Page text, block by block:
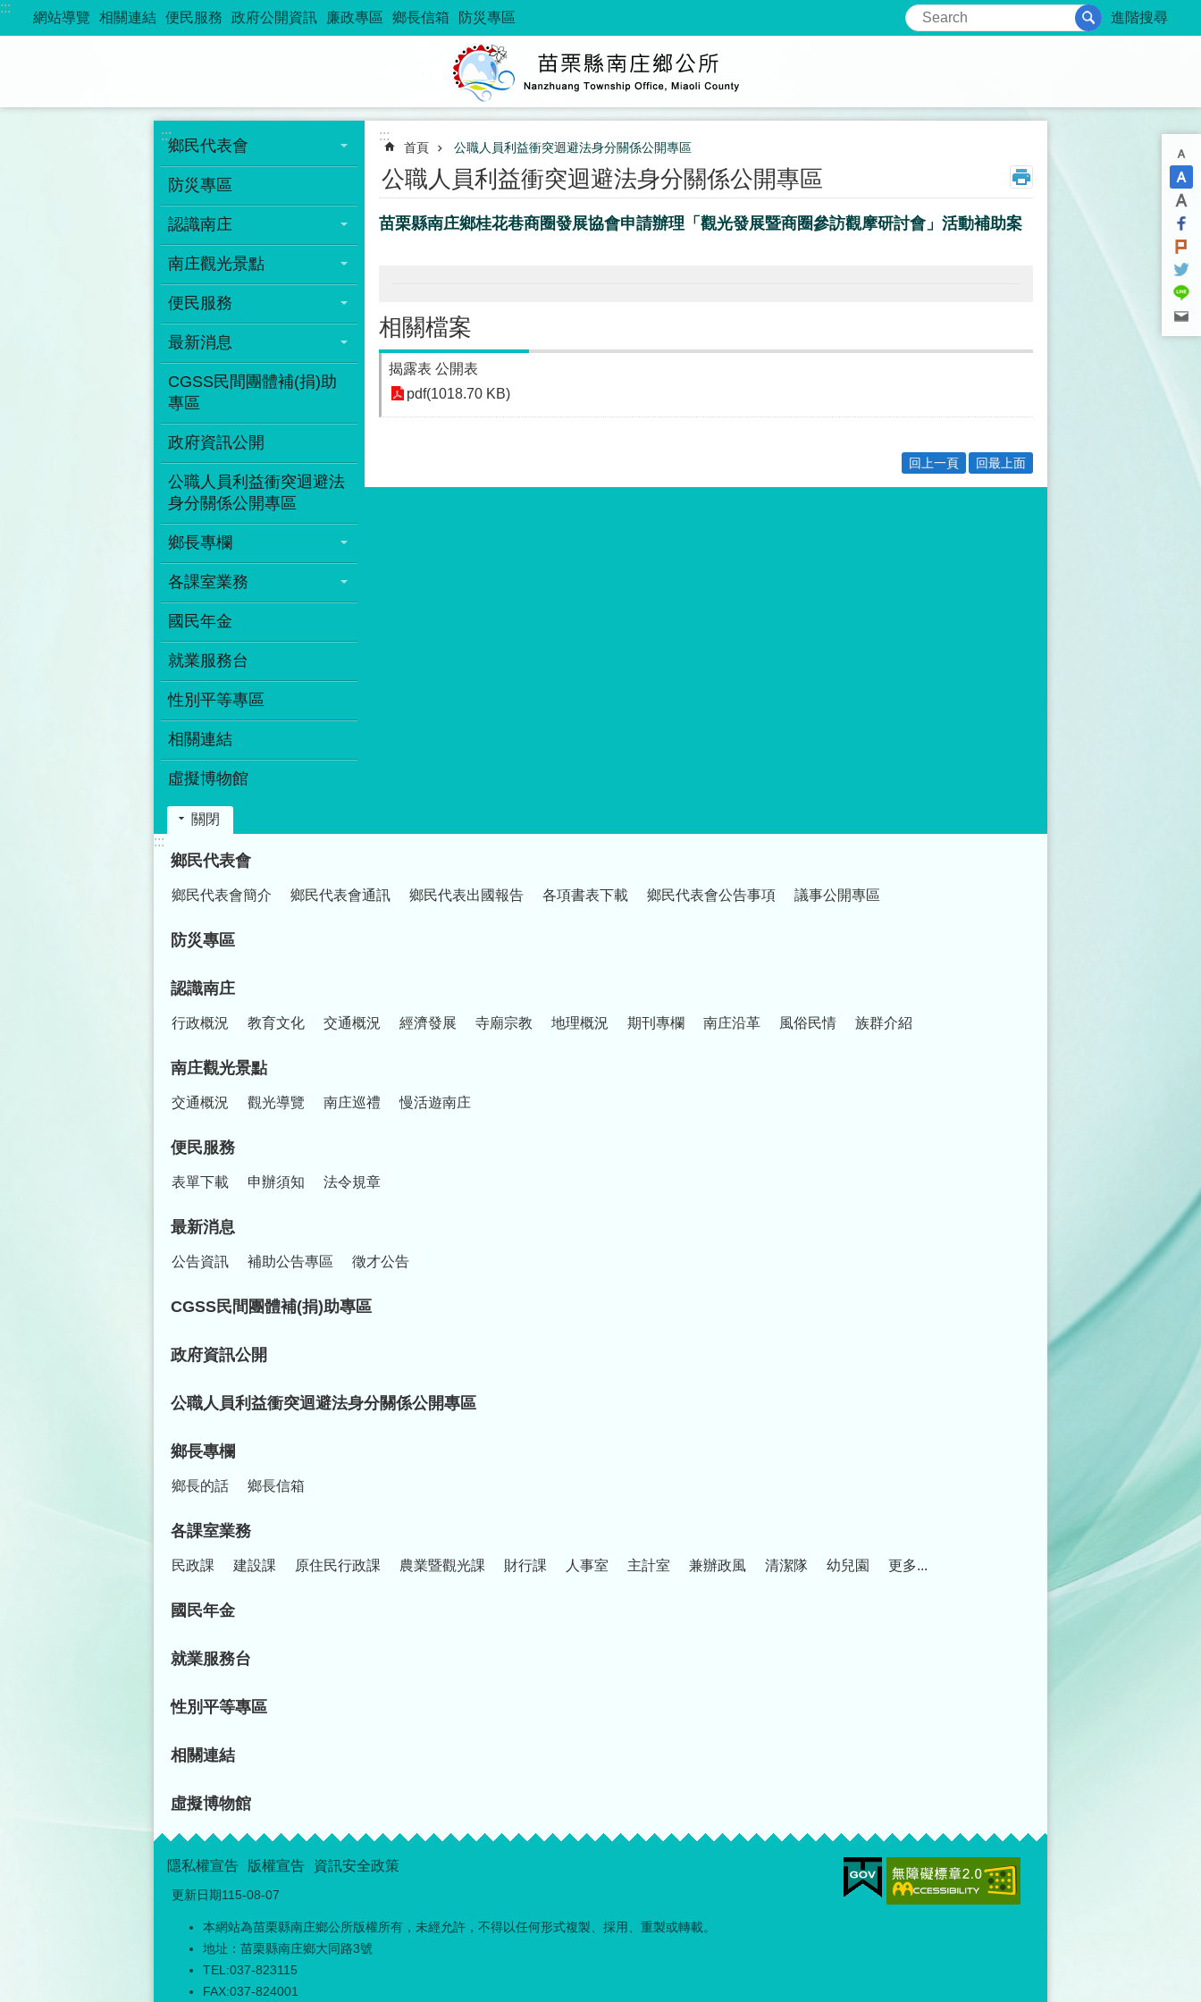
跳到主要內容區塊
:::
網站導覽 相關連結 便民服務 政府公開資訊 廉政專區 鄉長信箱 防災專區 進階搜尋
:::
鄉民代表會
防災專區
認識南庄
南庄觀光景點
便民服務
最新消息
CGSS民間團體補(捐)助
專區
政府資訊公開
公職人員利益衝突迴避法
身分關係公開專區
鄉長專欄
各課室業務
國民年金
就業服務台
性別平等專區
相關連結
虛擬博物館
:::
首頁 公職人員利益衝突迴避法身分關係公開專區
公職人員利益衝突迴避法身分關係公開專區
苗栗縣南庄鄉桂花巷商圈發展協會申請辦理「觀光發展暨商圈參訪觀摩研討會」活動補助案
相關檔案
揭露表 公開表
pdf(1018.70 KB)
回上一頁 回最上面
關閉
:::
鄉民代表會
鄉民代表會簡介 鄉民代表會通訊 鄉民代表出國報告 各項書表下載 鄉民代表會公告事項 議事公開專區
防災專區
認識南庄
行政概況 教育文化 交通概況 經濟發展 寺廟宗教 地理概況 期刊專欄 南庄沿革 風俗民情 族群介紹
南庄觀光景點
交通概況 觀光導覽 南庄巡禮 慢活遊南庄
便民服務
表單下載 申辦須知 法令規章
最新消息
公告資訊 補助公告專區 徵才公告
CGSS民間團體補(捐)助專區
政府資訊公開
公職人員利益衝突迴避法身分關係公開專區
鄉長專欄
鄉長的話 鄉長信箱
各課室業務
民政課 建設課 原住民行政課 農業暨觀光課 財行課 人事室 主計室 兼辦政風 清潔隊 幼兒園 更多...
國民年金
就業服務台
性別平等專區
相關連結
虛擬博物館
隱私權宣告 版權宣告 資訊安全政策
更新日期115-08-07
本網站為苗栗縣南庄鄉公所版權所有，未經允許，不得以任何形式複製、採用、重製或轉載。
地址：苗栗縣南庄鄉大同路3號
TEL:037-823115
FAX:037-824001